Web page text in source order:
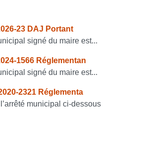
23 DAJ Portant
signé du maire est...
1566 Réglementan
signé du maire est...
2321 Réglementa
municipal ci-dessous